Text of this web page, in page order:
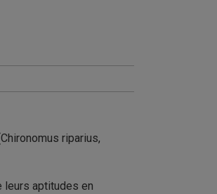
riparius,
leurs aptitudes en